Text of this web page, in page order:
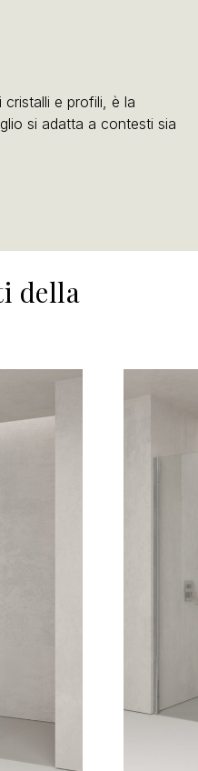
cristalli e profili, è la
si adatta a contesti sia
della